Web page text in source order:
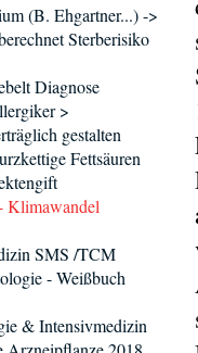
(B. Ehgartner...) ->
Sterberisiko
Diagnose
>
gestalten
Fettsäuren
Klimawandel
SMS /TCM
- Weißbuch
& Intensivmedizin